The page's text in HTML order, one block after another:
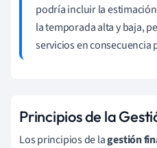
podría incluir la
la temporada alta y baja,
servicios en consecuencia
Principios de la
Los principios de lagestión